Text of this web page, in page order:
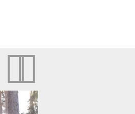

